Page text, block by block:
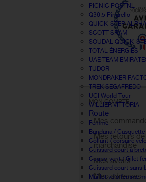
PICNIC POSTNL
Q36.5 Pinarello
QUICK-STEP
SCOTT SRAM
SOUDAL QUICK-
TOTAL ÉNERGIES
UAE TEAM
TUDOR
MONDRAKER
TREK SEGAFREDO
UCI World Tour
WILLIER VITTORIA
Route
Femme
Bandana / Casquette
Collant / corsaire
Cuissard court à
Coupe-vent / Gilet
Cuissard court sans
Maillot vélo femme
MON COMPTE
Mes
Mes retours de
marchandise
Mes avoirs
Mes adresses